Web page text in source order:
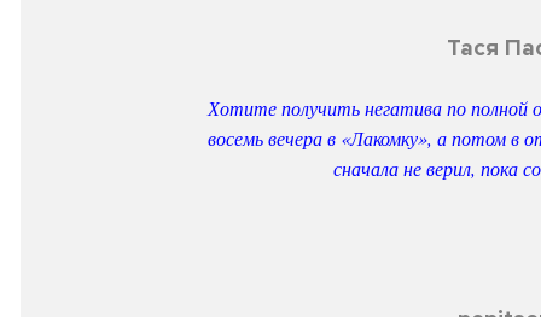
Тася
Хотите получить негатива по полной
восемь вечера в «Лакомку», а потом
сначала не верил, пока